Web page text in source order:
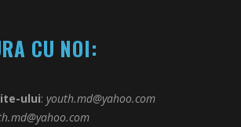
CU NOI:
ului: youth.md@yahoo.com